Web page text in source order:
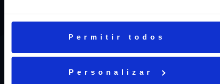
Permitir todos
Personalizar